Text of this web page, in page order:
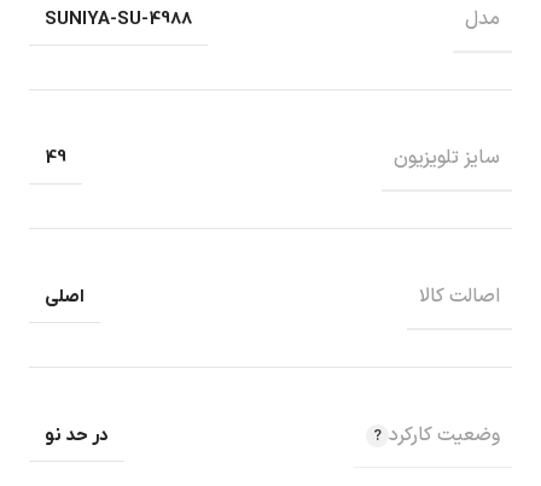
مدل SUNIYA-SU-4988
سایز تلویزیون 49
اصالت کالا اصلی
وضعیت کارکرد در حد نو